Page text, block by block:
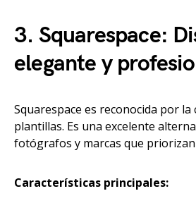
3. Squarespace:
elegante y
Squarespace es reconocida por la
plantillas. Es una excelente
fotógrafos y marcas que priorizan
Características principales: